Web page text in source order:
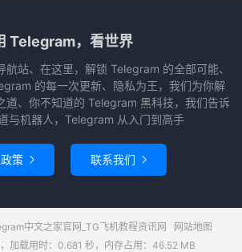
Telegram，看世界
站、在这里，解锁 Telegram 的全部可能、
的每一次更新、隐私为王，我们为你解
道、你不知道的 Telegram 黑科技，我们告诉
与机器人，Telegram 从入门到高手
策  联系我们 
中文之家官网_TG飞机教程资讯网
网站地图
加载用时：0.681 秒，内存占用：46.52 MB